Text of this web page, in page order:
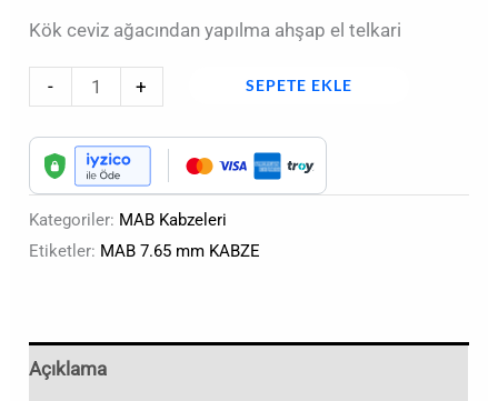
Kök ceviz ağacından yapılma ahşap el telkari
- + SEPETE EKLE
Kategoriler: MAB Kabzeleri
Etiketler: MAB 7.65 mm KABZE
Açıklama